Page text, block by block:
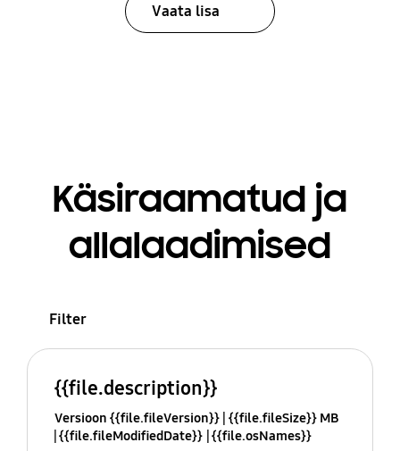
Vaata lisa
Käsiraamatud ja
allalaadimised
Filter
{{file.description}}
Versioon {{file.fileVersion}} {{file.fileSize}} MB
{{file.fileModifiedDate}} {{file.osNames}}